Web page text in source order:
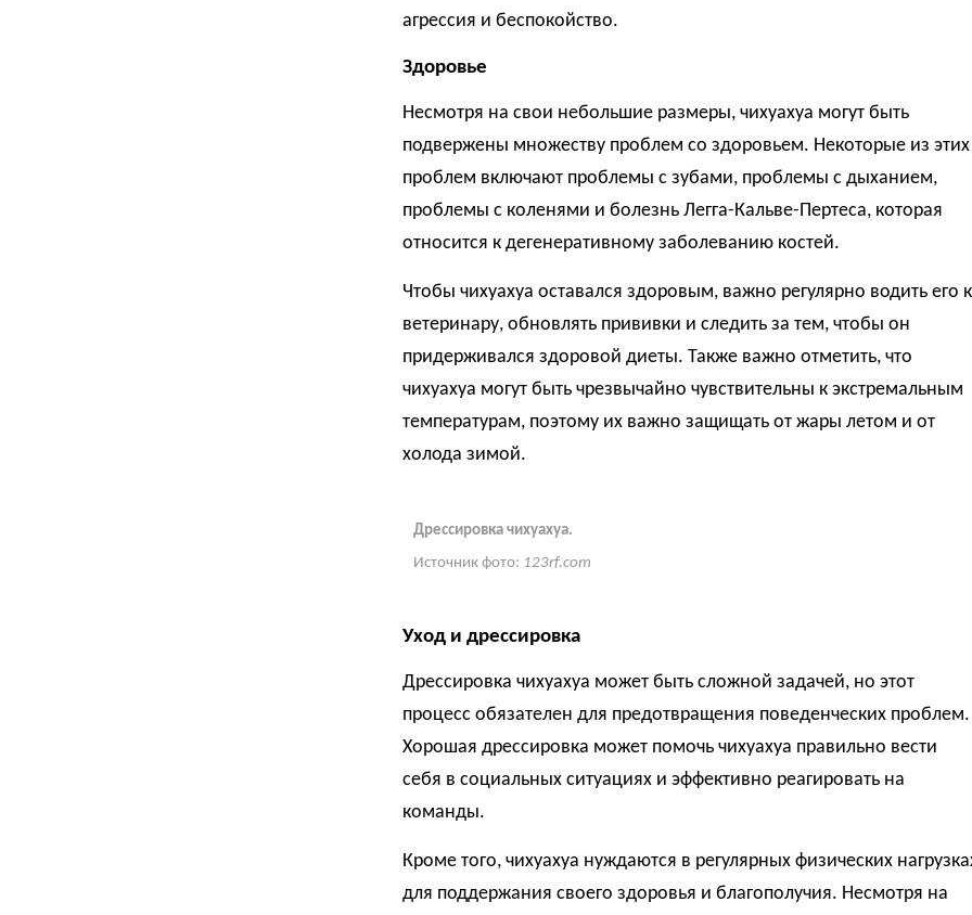
агрессия и беспокойство.
Здоровье
Несмотря на свои небольшие размеры, чихуахуа могут быть
подвержены множеству проблем со здоровьем. Некоторые из этих
проблем включают проблемы с зубами, проблемы с дыханием,
проблемы с коленями и болезнь Легга-Кальве-Пертеса, которая
относится к дегенеративному заболеванию костей.
Чтобы чихуахуа оставался здоровым, важно регулярно водить его к
ветеринару, обновлять прививки и следить за тем, чтобы он
придерживался здоровой диеты. Также важно отметить, что
чихуахуа могут быть чрезвычайно чувствительны к экстремальным
температурам, поэтому их важно защищать от жары летом и от
холода зимой.
Дрессировка чихуахуа.
Источник фото: 123rf.com
Уход и дрессировка
Дрессировка чихуахуа может быть сложной задачей, но этот
процесс обязателен для предотвращения поведенческих проблем.
Хорошая дрессировка может помочь чихуахуа правильно вести
себя в социальных ситуациях и эффективно реагировать на
команды.
Кроме того, чихуахуа нуждаются в регулярных физических
для поддержания своего здоровья и благополучия. Несмотря на